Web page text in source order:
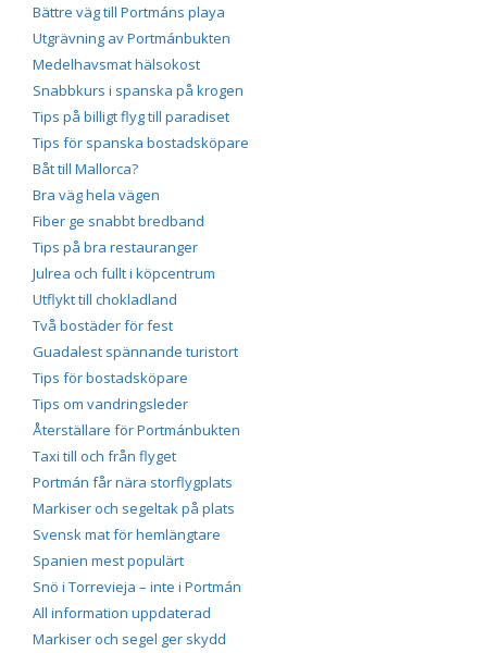
Bättre väg till Portmáns playa
Utgrävning av Portmánbukten
Medelhavsmat hälsokost
Snabbkurs i spanska på krogen
Tips på billigt flyg till paradiset
Tips för spanska bostadsköpare
Båt till Mallorca?
Bra väg hela vägen
Fiber ge snabbt bredband
Tips på bra restauranger
Julrea och fullt i köpcentrum
Utflykt till chokladland
Två bostäder för fest
Guadalest spännande turistort
Tips för bostadsköpare
Tips om vandringsleder
Återställare för Portmánbukten
Taxi till och från flyget
Portmán får nära storflygplats
Markiser och segeltak på plats
Svensk mat för hemlängtare
Spanien mest populärt
Snö i Torrevieja – inte i Portmán
All information uppdaterad
Markiser och segel ger skydd